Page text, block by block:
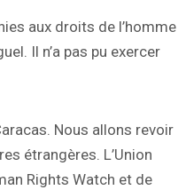
aux droits de l’homme
Il n’a pas pu exercer
Nous allons revoir
étrangères. L’Union
Rights Watch et de